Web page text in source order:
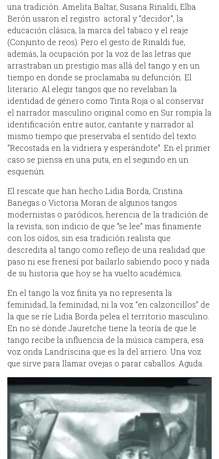
una tradición. Amelita Baltar, Susana Rinaldi, Elba
Berón usaron el registro actoral y “decidor”, la
educación clásica, la marca del tabaco y el reaje
(Conjunto de reos). Pero el gesto de Rinaldi fue,
además, la ocupación por la voz de las letras que
arrastraban un prestigio mas allá del tango y en un
tiempo en donde se proclamaba su defunción. El
literario. Al elegir tangos que no revelaban la
identidad de género como Tinta Roja o al conservar
el narrador masculino original como en Sur rompía la
identificación entre autor, cantante y narrador al
mismo tiempo que preservaba el sentido del texto.
“Recostada en la vidriera y esperándote”. En el primer
caso se piensa en una puta, en el segundo en un
esquenún.
El rescate que han hecho Lidia Borda, Cristina
Banegas o Victoria Moran de algunos tangos
modernistas o paródicos, herencia de la tradición de
la revista, son indicio de que “se lee” mas finamente
con los oídos, sin esa tradición realista que
descredita al tango como reflejo de una realidad que
paso ni ese frenesí por bailarlo sabiendo poco y nada
de su historia que hoy se ha vuelto académica.
En el tango la voz finita ya no representa la
feminidad, la feminidad, ni la voz “en calzoncillos” de
la que se ríe Lidia Borda pelea el territorio masculino.
En no sé donde Jauretche tiene la teoría de que le
tango recibe la influencia de la música campera, esa
voz onda Landriscina que es la del arriero. Una voz
que sirve para llamar ovejas o parar caballos. Aguda.